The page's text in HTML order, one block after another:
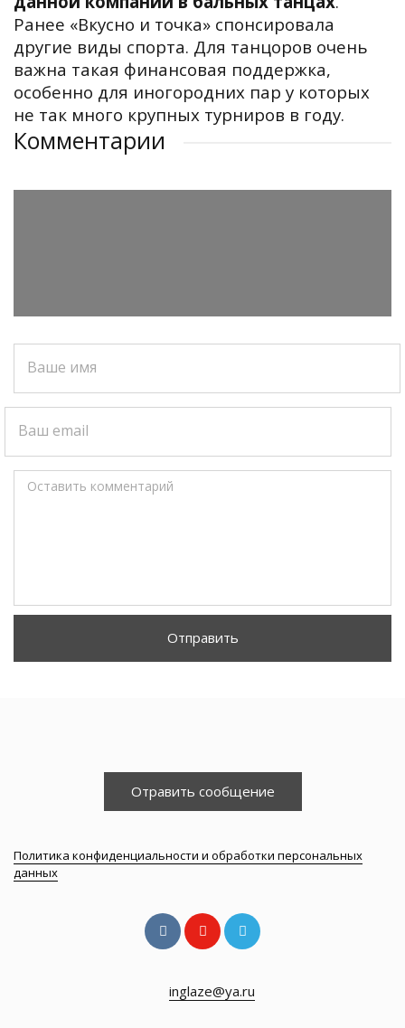
Ранее «Вкусно и точка» спонсировала
другие виды спорта. Для танцоров очень
важна такая финансовая поддержка,
особенно для иногородних пар у которых
не так много крупных турниров в году.
Комментарии
Ваше имя
Ваш email
Оставить комментарий
Отправить
Отравить сообщение
Политика конфиденциальности и обработки персональных
данных
inglaze@ya.ru